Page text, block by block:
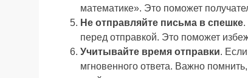
математике». Это поможет
Не отправляйте письма в спешке.
перед отправкой. Это поможет
Учитывайте время отправки.
мгновенного ответа. Важно